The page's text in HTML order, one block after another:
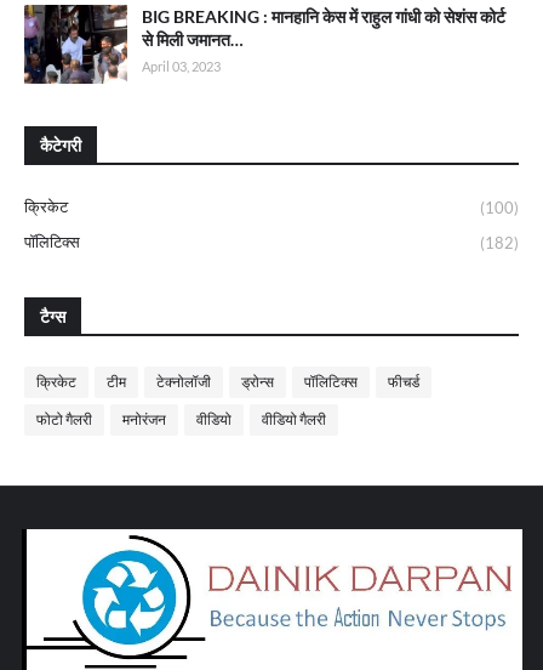
BIG BREAKING : मानहानि केस में राहुल गांधी को सेशंस कोर्ट
से मिली जमानत…
April 03, 2023
कैटेगरी
क्रिकेट
(100)
पॉलिटिक्स
(182)
टैग्स
क्रिकेट टीम टेक्नोलॉजी ड्रोन्स पॉलिटिक्स फीचर्ड
फोटो गैलरी मनोरंजन वीडियो वीडियो गैलरी